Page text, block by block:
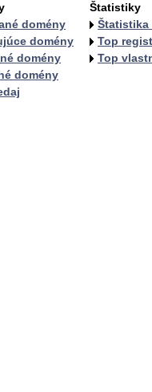
domény
domény
domény
domény
Štatistiky
Štatistika
Top
Top